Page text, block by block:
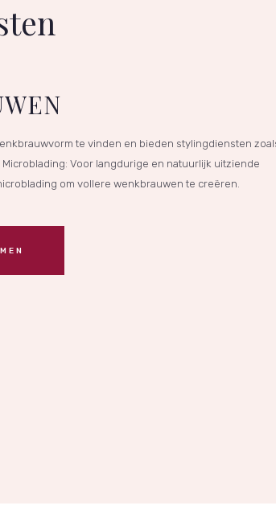
te vinden en bieden stylingdiensten
Voor langdurige en natuurlijk uitziende
om vollere wenkbrauwen te creëren.